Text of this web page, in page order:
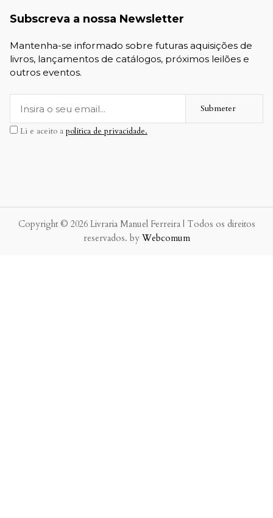
Subscreva a nossa Newsletter
Mantenha-se informado sobre futuras aquisições de
livros, lançamentos de catálogos, próximos leilões e
outros eventos.
Submeter
Li e aceito a política de privacidade.
Copyright © 2026 Livraria Manuel Ferreira | Todos os direitos
reservados. by Webcomum